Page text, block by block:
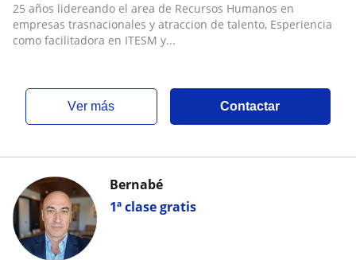
25 años lidereando el area de Recursos Humanos en
empresas trasnacionales y atraccion de talento, Esperiencia
como facilitadora en ITESM y...
ver más Contactar
1ª clase gratis
Bernabé